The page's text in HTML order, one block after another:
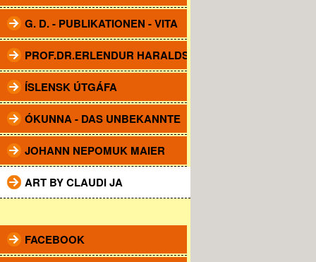
G. D. - PUBLIKATIONEN - VITA
PROF.DR.ERLENDUR HARALDSSON
ÍSLENSK ÚTGÁFA
ÓKUNNA - DAS UNBEKANNTE
JOHANN NEPOMUK MAIER
ART BY CLAUDI JA
FACEBOOK